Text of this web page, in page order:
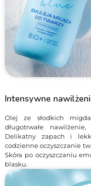
Intensywne
Olej ze słodkich
długotrwałe
Delikatny zapach i
codzienne oczyszczanie
Skóra po oczyszczaniu
blasku.